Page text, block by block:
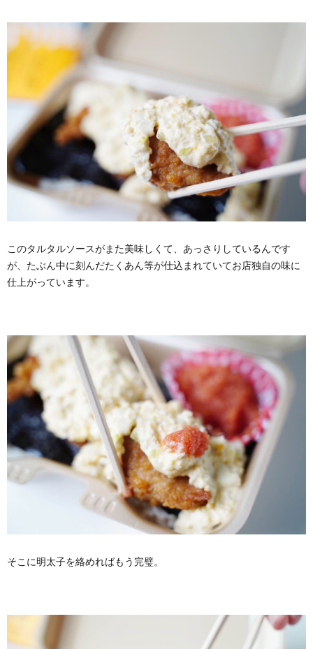
このタルタルソースがまた美味しくて、あっさりしているんです
が、たぶん中に刻んだたくあん等が仕込まれていてお店独自の味に
仕上がっています。
そこに明太子を絡めればもう完璧。